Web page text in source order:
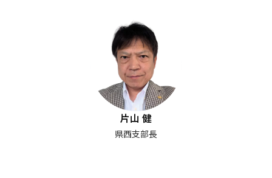
片山 健
県西支部長